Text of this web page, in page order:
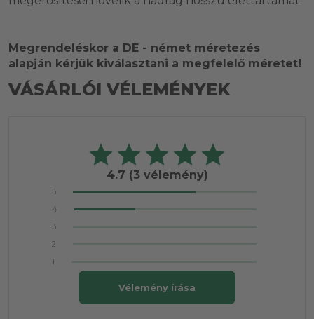
Megrendeléskor a DE - német méretezés
alapján kérjük kiválasztani a megfelelő méretet!
VÁSÁRLÓI VÉLEMÉNYEK
4.7 (3 vélemény)
5
4
3
2
1
Vélemény írása